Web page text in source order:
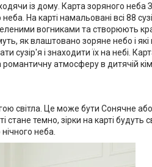
із дому. Карта зоряного неба
На карті намальовані всі 88
вогниками та створюють
як влаштовано зоряне небо і які
сузір'я і знаходити їх на небі.
атмосферу в дитячій
світла. Це може бути Сонячне
стане темно, зірки на карті будуть
неба.